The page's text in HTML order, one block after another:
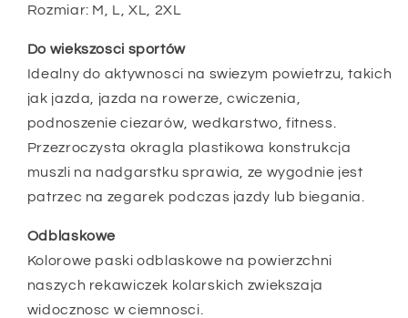
Rozmiar: M, L, XL, 2XL
Do wiekszosci sportów
Idealny do aktywnosci na swiezym powietrzu, takich
jak jazda, jazda na rowerze, cwiczenia,
podnoszenie ciezarów, wedkarstwo, fitness.
Przezroczysta okragla plastikowa konstrukcja
muszli na nadgarstku sprawia, ze wygodnie jest
patrzec na zegarek podczas jazdy lub biegania.
Odblaskowe
Kolorowe paski odblaskowe na powierzchni
naszych rekawiczek kolarskich zwiekszaja
widocznosc w ciemnosci.